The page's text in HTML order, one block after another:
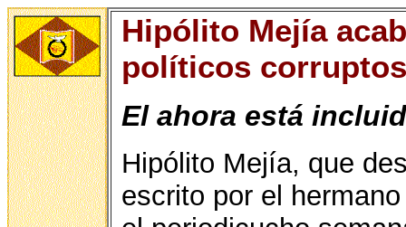
Hipólito Mejía
políticos
El ahora está
Hipólito Mejía, que
escrito por el